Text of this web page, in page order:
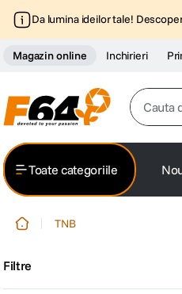
Da lumina ideilor tale!
Magazin online Inchirieri
Cauta
Toate categoriile
TNB
Filtre